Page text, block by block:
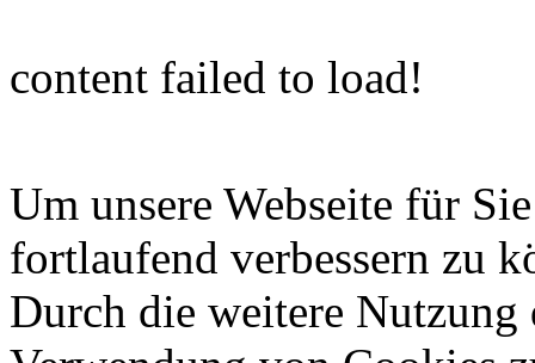
content failed to load!
Um unsere Webseite für
fortlaufend verbessern zu
Durch die weitere Nutzung